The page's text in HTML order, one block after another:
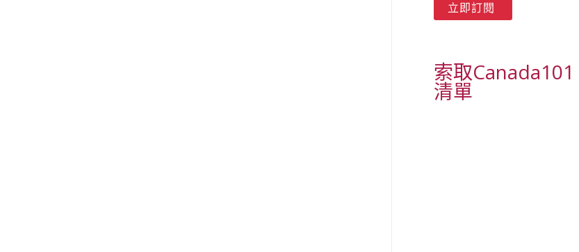
索取Canada101
清單